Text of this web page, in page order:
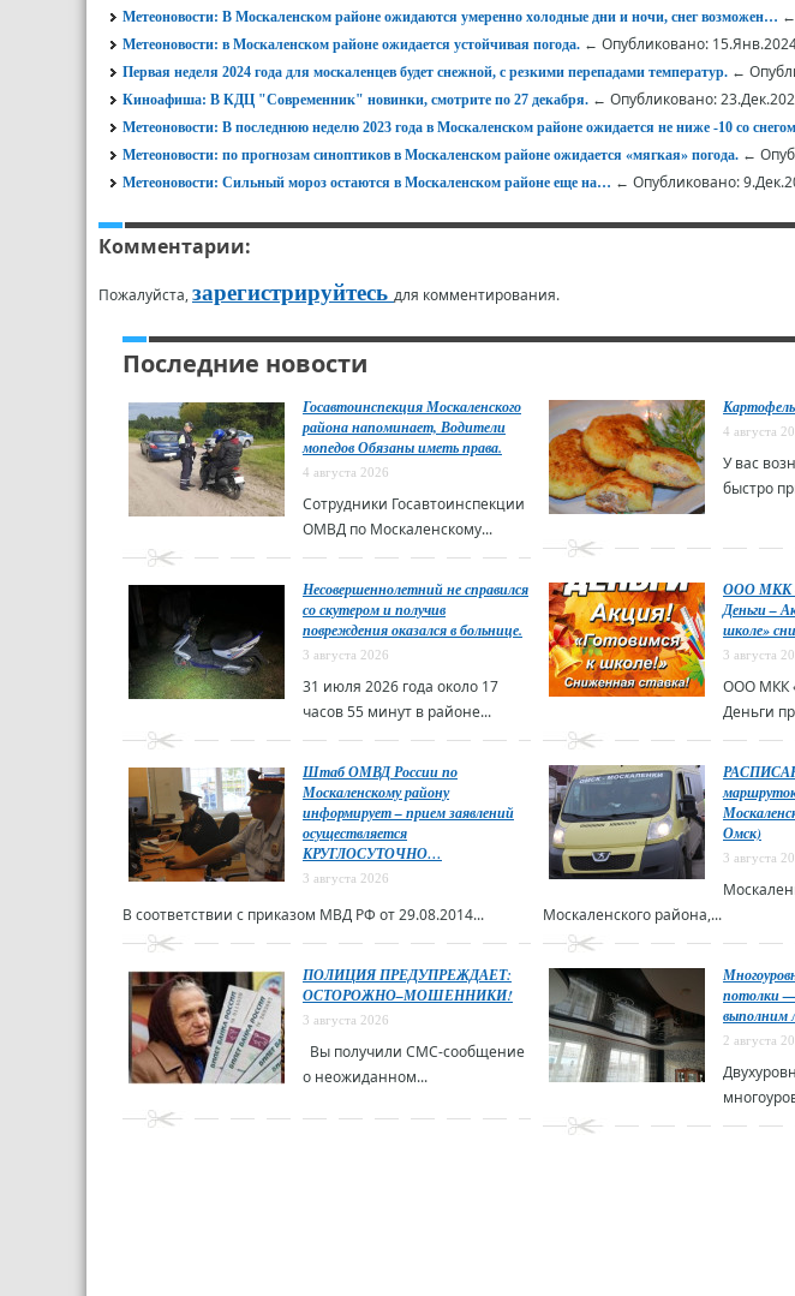
Метеоновости: В Москаленском районе ожидаются умеренно холодные дни и ночи, снег возможен…
Метеоновости: в Москаленском районе ожидается устойчивая погода. ← Опубликовано:
Первая неделя 2024 года для москаленцев будет снежной, с резкими перепадами температур. ←
Киноафиша: В КДЦ "Современник" новинки, смотрите по 27 декабря. ← Опубликовано:
Метеоновости: В последнюю неделю 2023 года в Москаленском районе ожидается не ниже -10 со
Метеоновости: по прогнозам синоптиков в Москаленском районе ожидается «мягкая» погода. ←
Метеоновости: Сильный мороз остаются в Москаленском районе еще на… ← Опубликовано:
Комментарии:
Пожалуйста,зарегистрируйтесь для комментирования.
Последние новости
Госавтоинспекция Москаленского
района напоминает, Водители
мопедов Обязаны иметь права.
4 августа 2026
Сотрудники Госавтоинспекции
ОМВД по Москаленскому...
4 августа
У вас
быстро
Несовершеннолетний не справился
со скутером и получив
повреждения оказался в больнице.
3 августа 2026
31 июля 2026 года около 17
часов 55 минут в районе...
ООО МКК
Деньги –
школе»
3 августа
ООО МКК
Деньги
Штаб ОМВД России по
Москаленскому району
информирует – прием заявлений
осуществляется
КРУГЛОСУТОЧНО…
3 августа 2026
В соответствии с приказом МВД РФ от 29.08.2014...
Омск)
3 августа
Москаленского района,...
ПОЛИЦИЯ ПРЕДУПРЕЖДАЕТ:
ОСТОРОЖНО–МОШЕННИКИ!
3 августа 2026
Вы получили СМС-сообщение
о неожиданном...
потолки —
выполним
2 августа